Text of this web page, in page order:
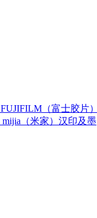
FUJIFILM（富士胶片）
mijia（米家） 汉印及墨